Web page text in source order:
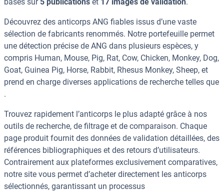
Découvrez des anticorps ANG fiables issus d’une vaste
sélection de fabricants renommés. Notre portefeuille permet
une détection précise de ANG dans plusieurs espèces, y
compris Human, Mouse, Pig, Rat, Cow, Chicken, Monkey, Dog,
Goat, Guinea Pig, Horse, Rabbit, Rhesus Monkey, Sheep, et
prend en charge diverses applications de recherche telles que
.
Trouvez rapidement l’anticorps le plus adapté grâce à nos
outils de recherche, de filtrage et de comparaison. Chaque
page produit fournit des données de validation détaillées, des
références bibliographiques et des retours d’utilisateurs.
Contrairement aux plateformes exclusivement comparatives,
notre site vous permet d’acheter directement les anticorps
sélectionnés, garantissant un processus